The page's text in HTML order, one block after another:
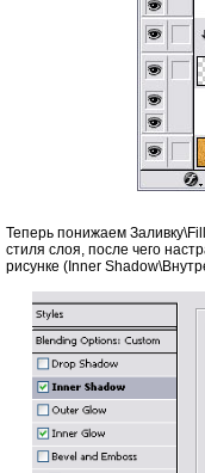
Теперь понижаем
стиля слоя, после чего
рисунке (Inner